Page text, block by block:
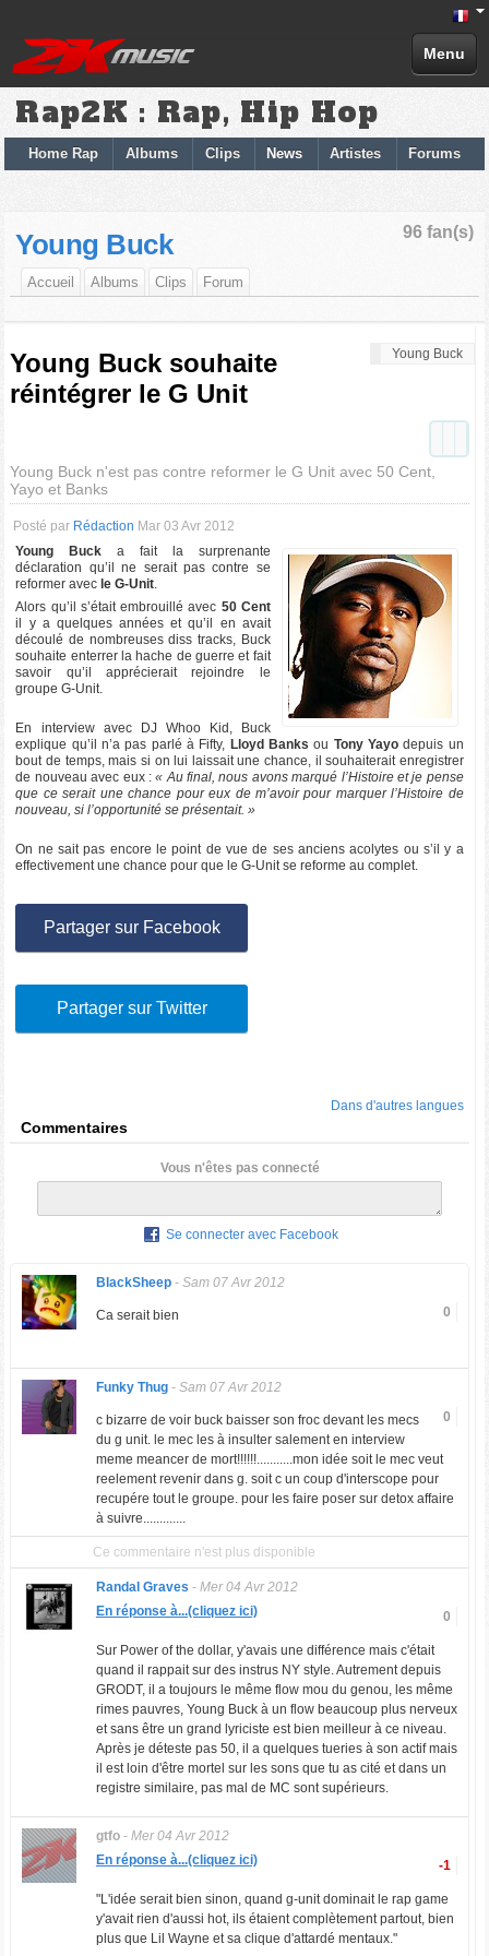
Menu
Rap2K : Rap, Hip Hop
Home Rap Albums Clips News Artistes Forums
96 fan(s)
Young Buck
Accueil Albums Clips Forum
Young Buck
Young Buck souhaite
réintégrer le G Unit
Young Buck n'est pas contre reformer le G Unit avec 50 Cent,
Yayo et Banks
Posté par Rédaction Mar 03 Avr 2012
Young Buck a fait la surprenante
déclaration qu’il ne serait pas contre se
reformer avec le G-Unit.
Alors qu’il s’était embrouillé avec 50 Cent
il y a quelques années et qu’il en avait
découlé de nombreuses diss tracks, Buck
souhaite enterrer la hache de guerre et fait
savoir qu’il apprécierait rejoindre le
groupe G-Unit.
En interview avec DJ Whoo Kid, Buck
explique qu’il n’a pas parlé à Fifty, Lloyd Banksou Tony Yayo depuis un
bout de temps, mais si on lui laissait une chance, il souhaiterait enregistrer
de nouveau avec eux :« Au final, nous avons marqué l’Histoire et je pense
que ce serait une chance pour eux de m’avoir pour marquer l’Histoire de
nouveau, si l’opportunité se présentait. »
On ne sait pas encore le point de vue de ses anciens acolytes ou s’il y a
effectivement une chance pour que le G-Unit se reforme au complet.
Partager sur Facebook
Partager sur Twitter
Dans d'autres langues
Commentaires
Vous n'êtes pas connecté
Se connecter avec Facebook
BlackSheep- Sam 07 Avr 2012
0
Ca serait bien
Funky Thug- Sam 07 Avr 2012
0
c bizarre de voir buck baisser son froc devant les mecs
du g unit. le mec les à insulter salement en interview
meme meancer de mort!!!!!!...........mon idée soit le mec veut
reelement revenir dans g. soit c un coup d'interscope pour
recupére tout le groupe. pour les faire poser sur detox affaire
à suivre.............
Ce commentaire n'est plus disponible
Randal Graves - Mer 04 Avr 2012
0
En réponse à...(cliquez ici)
Sur Power of the dollar, y'avais une différence mais c'était
quand il rappait sur des instrus NY style. Autrement depuis
GRODT, il a toujours le même flow mou du genou, les même
rimes pauvres, Young Buck à un flow beaucoup plus nerveux
et sans être un grand lyriciste est bien meilleur à ce niveau.
Après je déteste pas 50, il a quelques tueries à son actif mais
il est loin d'être mortel sur les sons que tu as cité et dans un
registre similaire, pas mal de MC sont supérieurs.
gtfo- Mer 04 Avr 2012
-1
En réponse à...(cliquez ici)
"L'idée serait bien sinon, quand g-unit dominait le rap game
y'avait rien d'aussi hot, ils étaient complètement partout, bien
plus que Lil Wayne et sa clique d'attardé mentaux."